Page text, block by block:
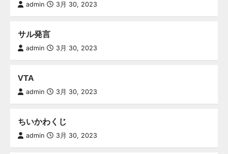
admin 3月 30, 2023
サル発言
admin 3月 30, 2023
VTA
admin 3月 30, 2023
ちいかわくじ
admin 3月 30, 2023